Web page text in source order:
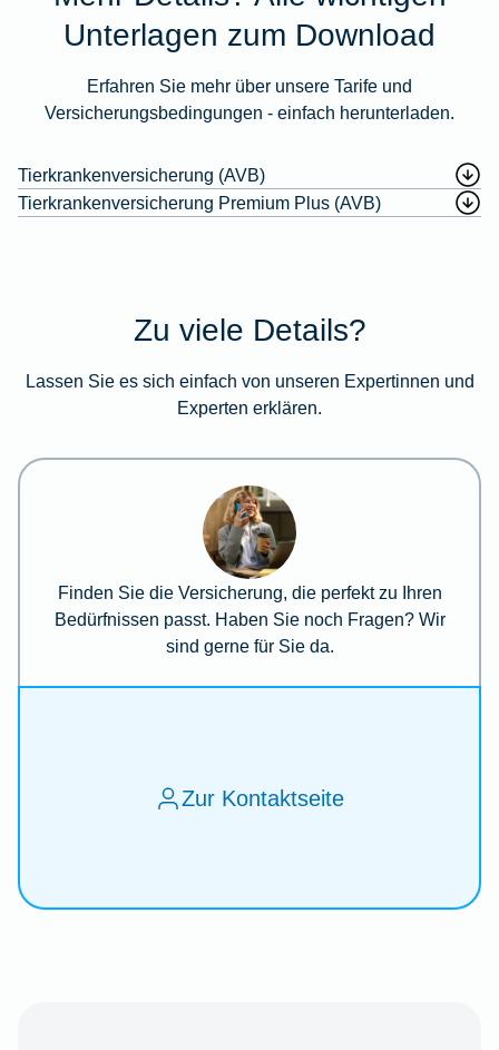
Unterlagen zum Download
Erfahren Sie mehr über unsere Tarife und
Versicherungsbedingungen - einfach herunterladen.
Tierkrankenversicherung (AVB)
Tierkrankenversicherung Premium Plus (AVB)
Zu viele Details?
Lassen Sie es sich einfach von unseren Expertinnen und
Experten erklären.
Finden Sie die Versicherung, die perfekt zu Ihren
Bedürfnissen passt. Haben Sie noch Fragen? Wir
sind gerne für Sie da.
Zur Kontaktseite